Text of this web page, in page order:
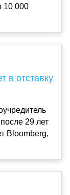
10 000
в отставку
29 лет
Bloomberg,